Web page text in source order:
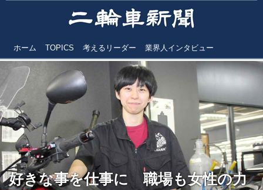
ホーム TOPICS 考えるリーダー 業界人インタビュー
好きな事を仕事に 職場も女性の力